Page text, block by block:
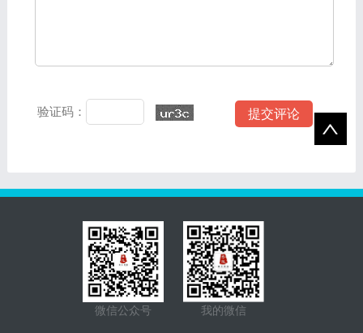
验证码：
微信公众号 我的微信